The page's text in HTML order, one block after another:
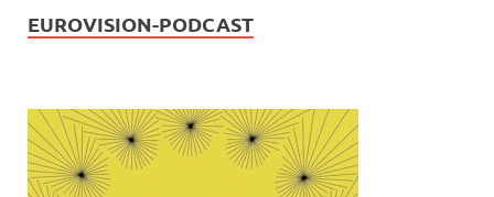
EUROVISION-PODCAST